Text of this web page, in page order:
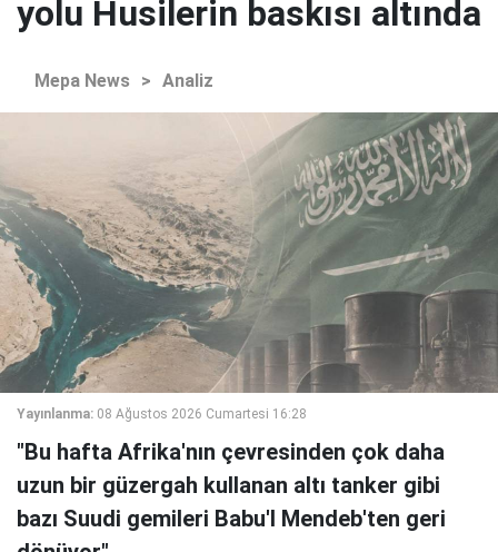
yolu Husilerin baskısı altında
Mepa News > Analiz
Yayınlanma: 08 Ağustos 2026 Cumartesi 16:28
"Bu hafta Afrika'nın çevresinden çok daha
uzun bir güzergah kullanan altı tanker gibi
bazı Suudi gemileri Babu'l Mendeb'ten geri